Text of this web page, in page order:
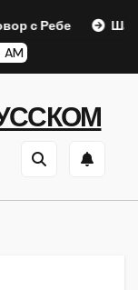
Шаар
AM